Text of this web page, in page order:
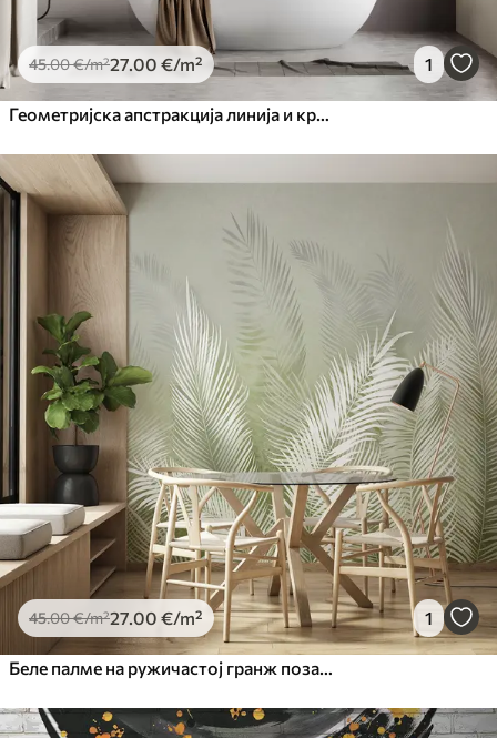
45.00€/m²27 .00 €/m² 1
45.00€/m²27 .00 €/m² 1